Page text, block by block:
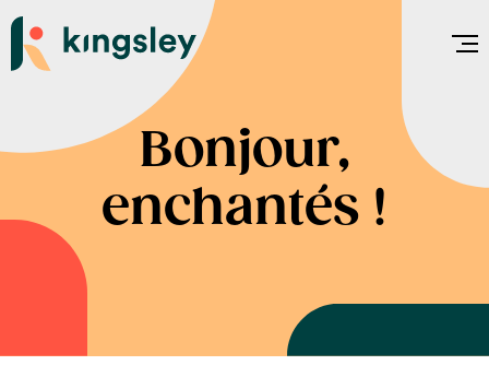
au
contenu
Bonjour,
enchantés !